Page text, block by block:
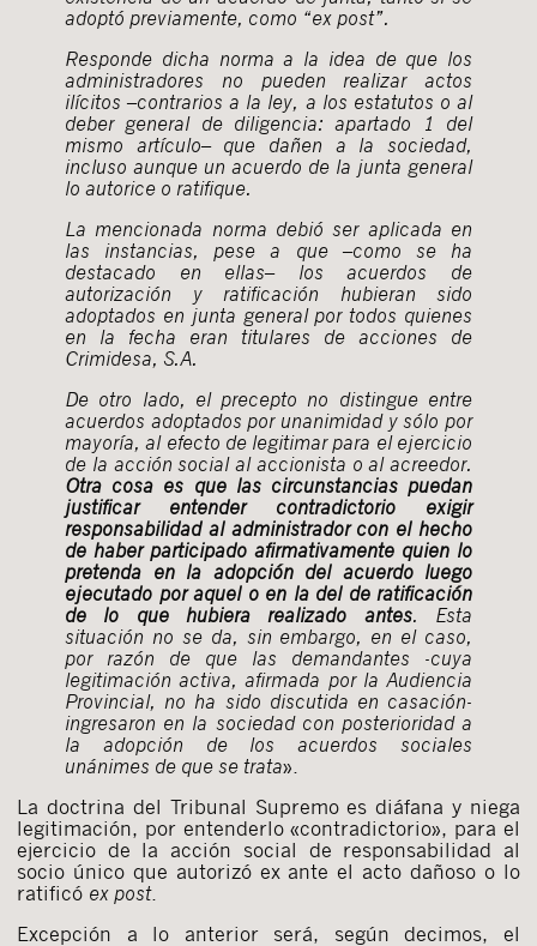
adoptó previamente, como “ex post”.
Responde dicha norma a la idea de que los
administradores no pueden realizar actos
ilícitos –contrarios a la ley, a los estatutos o al
deber general de diligencia: apartado 1 del
mismo artículo– que dañen a la sociedad,
incluso aunque un acuerdo de la junta general
lo autorice o ratifique.
La mencionada norma debió ser aplicada en
las instancias, pese a que –como se ha
destacado en ellas– los acuerdos de
autorización y ratificación hubieran sido
adoptados en junta general por todos quienes
en la fecha eran titulares de acciones de
Crimidesa, S.A.
De otro lado, el precepto no distingue entre
acuerdos adoptados por unanimidad y sólo por
mayoría, al efecto de legitimar para el ejercicio
de la acción social al accionista o al acreedor.
Otra cosa es que las circunstancias puedan
justificar entender contradictorio exigir
responsabilidad al administrador con el hecho
de haber participado afirmativamente quien lo
pretenda en la adopción del acuerdo luego
ejecutado por aquel o en la del de ratificación
de lo que hubiera realizado antes. Esta
situación no se da, sin embargo, en el caso,
por razón de que las demandantes -cuya
legitimación activa, afirmada por la Audiencia
Provincial, no ha sido discutida en casación-
ingresaron en la sociedad con posterioridad a
la adopción de los acuerdos sociales
unánimes de que se trata».
La doctrina del Tribunal Supremo es diáfana y niega
legitimación, por entenderlo «contradictorio», para el
ejercicio de la acción social de responsabilidad al
socio único que autorizó ex ante el acto dañoso o lo
ratificó ex post.
Excepción a lo anterior será, según decimos, el